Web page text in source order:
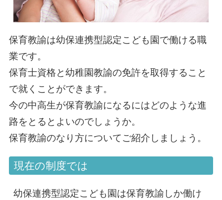
保育教諭は幼保連携型認定こども園で働ける職
業です。
保育士資格と幼稚園教諭の免許を取得すること
で就くことができます。
今の中高生が保育教諭になるにはどのような進
路をとるとよいのでしょうか。
保育教諭のなり方についてご紹介しましょう。
現在の制度では
幼保連携型認定こども園は保育教諭しか働け